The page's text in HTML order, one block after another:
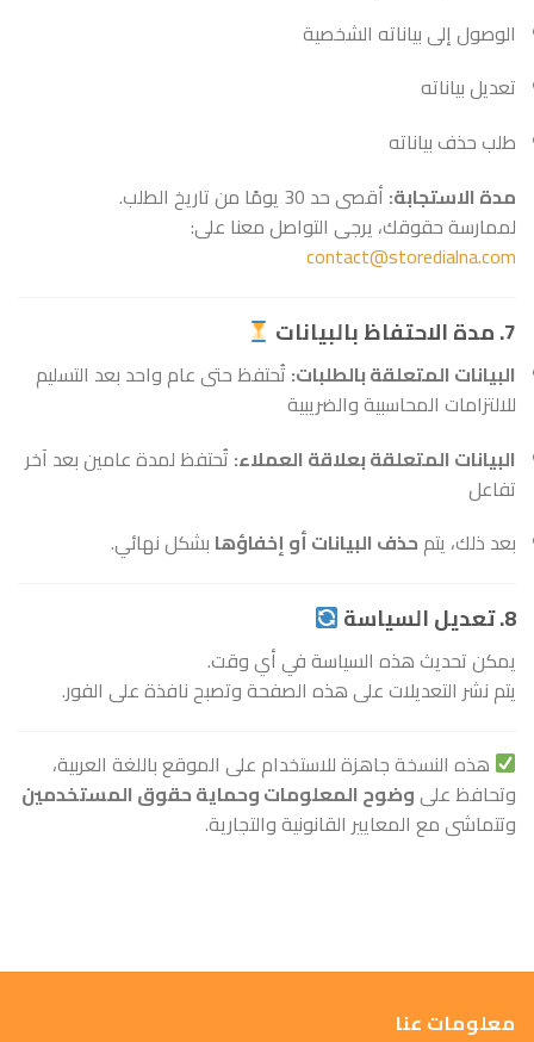
الوصول إلى بياناته الشخصية
تعديل بياناته
طلب حذف بياناته
مدة الاستجابة: أقصى حد 30 يومًا من تاريخ الطلب.
لممارسة حقوقك، يرجى التواصل معنا على:
contact@storedialna.com
7. مدة الاحتفاظ بالبيانات
البيانات المتعلقة بالطلبات: تُحتفظ حتى عام واحد بعد التسليم
للالتزامات المحاسبية والضريبية
البيانات المتعلقة بعلاقة العملاء: تُحتفظ لمدة عامين بعد آخر
تفاعل
بعد ذلك، يتمحذف البيانات أو إخفاؤها بشكل نهائي.
8. تعديل السياسة
يمكن تحديث هذه السياسة في أي وقت.
يتم نشر التعديلات على هذه الصفحة وتصبح نافذة على الفور.
هذه النسخة جاهزة للاستخدام على الموقع باللغة العربية،
وتحافظ علىوضوح المعلومات وحماية حقوق المستخدمين
وتتماشى مع المعايير القانونية والتجارية.
معلومات عنا